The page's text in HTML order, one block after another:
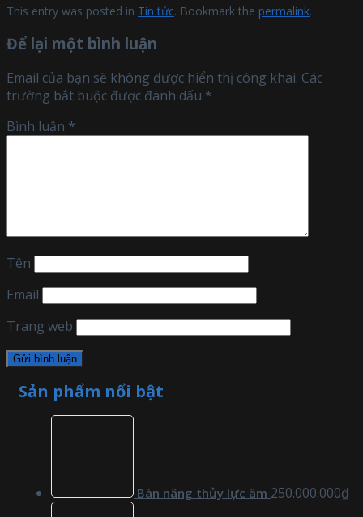
This entry was posted in Tin tức. Bookmark the permalink.
Để lại một bình luận
Email của bạn sẽ không được hiển thị công khai. Các
trường bắt buộc được đánh dấu *
Bình luận *
Tên
Email
Trang web
Sản phẩm nổi bật
Bàn nâng thủy lực âm 250.000.000₫